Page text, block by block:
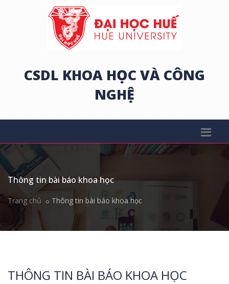
CSDL KHOA HỌC VÀ CÔNG
NGHỆ
Thông tin bài báo khoa học
Trang chủ Thông tin bài báo khoa học
THÔNG TIN BÀI BÁO KHOA HỌC